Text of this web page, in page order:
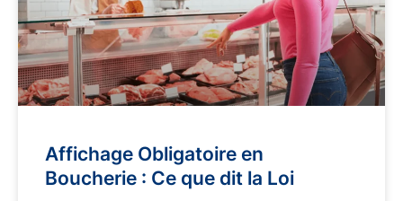
Affichage Obligatoire en
Boucherie : Ce que dit la Loi